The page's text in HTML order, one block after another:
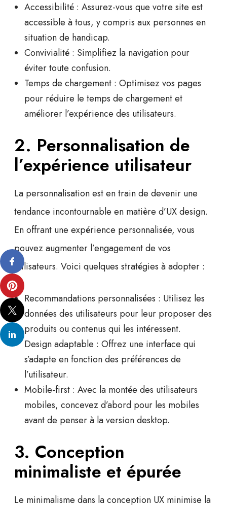
Accessibilité : Assurez-vous que votre site est
accessible à tous, y compris aux personnes en
situation de handicap.
Convivialité : Simplifiez la navigation pour
éviter toute confusion.
Temps de chargement : Optimisez vos pages
pour réduire le temps de chargement et
améliorer l’expérience des utilisateurs.
2. Personnalisation de
l’expérience utilisateur
La personnalisation est en train de devenir une
tendance incontournable en matière d’UX design.
En offrant une expérience personnalisée, vous
pouvez augmenter l’engagement de vos
utilisateurs. Voici quelques stratégies à adopter :
Recommandations personnalisées : Utilisez les
données des utilisateurs pour leur proposer des
produits ou contenus qui les intéressent.
Design adaptable : Offrez une interface qui
s’adapte en fonction des préférences de
l’utilisateur.
Mobile-first : Avec la montée des utilisateurs
mobiles, concevez d’abord pour les mobiles
avant de penser à la version desktop.
3. Conception
minimaliste et épurée
Le minimalisme dans la conception UX minimise la